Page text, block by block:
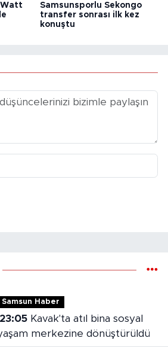
Watt
Samsunsporlu Sekongo
transfer sonrası ilk kez
konuştu
Samsun Haber
23:05Kavak'ta atıl bina sosyal
merkezine dönüştürüldü